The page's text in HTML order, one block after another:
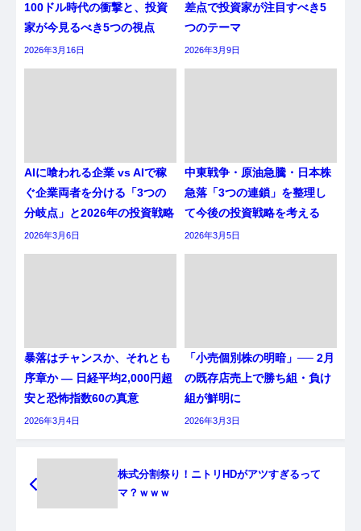
100ドル時代の衝撃と、投資
家が今見るべき5つの視点
2026年3月16日
差点で投資家が注目すべき5
つのテーマ
2026年3月9日
AIに喰われる企業 vs AIで稼
ぐ企業両者を分ける「3つの
分岐点」と2026年の投資戦略
2026年3月6日
中東戦争・原油急騰・日本株
急落「3つの連鎖」を整理し
て今後の投資戦略を考える
2026年3月5日
暴落はチャンスか、それとも
序章か ― 日経平均2,000円超
安と恐怖指数60の真意
2026年3月4日
「小売個別株の明暗」── 2月
の既存店売上で勝ち組・負け
組が鮮明に
2026年3月3日
株式分割祭り！ニトリHDがアツすぎるって
マ？ｗｗｗ